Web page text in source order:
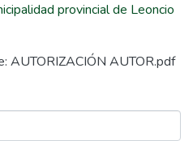
provincial de Leoncio
AUTORIZACIÓN AUTOR.pdf